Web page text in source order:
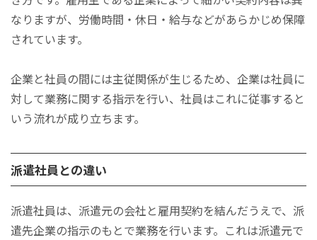
なりますが、労働時間・休日・給与などがあらかじめ保障
されています。
企業と社員の間には主従関係が生じるため、企業は社員に
対して業務に関する指示を行い、社員はこれに従事すると
いう流れが成り立ちます。
派遣社員との違い
派遣社員は、派遣元の会社と雇用契約を結んだうえで、派
遣先企業の指示のもとで業務を行います。これは派遣元で